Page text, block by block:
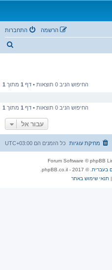
התחברות הרשמה
החיפוש הניב 0 תוצאות • דף
1 מתוך 1
החיפוש הניב 0 תוצאות • דף 1 מתוך 1
עבור אל
כל הזמנים הם UTC+03:00 מחיקת עוגיות
. © 2017 - phpBB.co.il.
|תנאי שימוש באתר